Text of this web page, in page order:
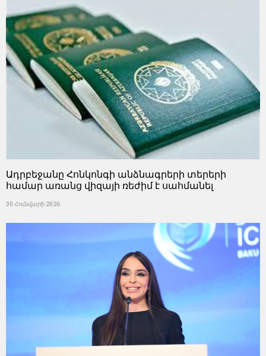
Ադրբեջանը Հոնկոնգի անձնագրերի տերերի
համար առանց վիզայի ռեժիմ է սահմանել
30 Հունվարի 2026